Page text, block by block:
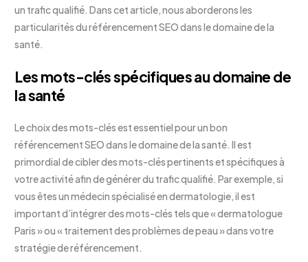
un trafic qualifié. Dans cet article, nous aborderons les
particularités du référencement SEO dans le domaine de la
santé.
Les mots-clés spécifiques au domaine de
la santé
Le choix des mots-clés est essentiel pour un bon
référencement SEO dans le domaine de la santé. Il est
primordial de cibler des mots-clés pertinents et spécifiques à
votre activité afin de générer du trafic qualifié. Par exemple, si
vous êtes un médecin spécialisé en dermatologie, il est
important d’intégrer des mots-clés tels que « dermatologue
Paris » ou « traitement des problèmes de peau » dans votre
stratégie de référencement.